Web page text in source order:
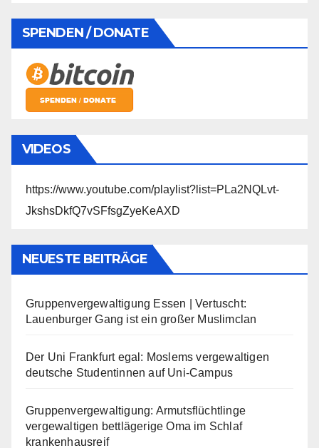
SPENDEN / DONATE
VIDEOS
https://www.youtube.com/playlist?list=PLa2NQLvt-
JkshsDkfQ7vSFfsgZyeKeAXD
NEUESTE BEITRÄGE
Gruppenvergewaltigung Essen | Vertuscht:
Lauenburger Gang ist ein großer Muslimclan
Der Uni Frankfurt egal: Moslems vergewaltigen
deutsche Studentinnen auf Uni-Campus
Gruppenvergewaltigung: Armutsflüchtlinge
vergewaltigen bettlägerige Oma im Schlaf
krankenhausreif